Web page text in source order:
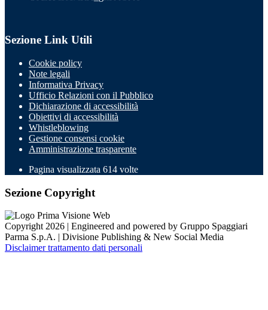
Sezione Link Utili
Cookie policy
Note legali
Informativa Privacy
Ufficio Relazioni con il Pubblico
Dichiarazione di accessibilità
Obiettivi di accessibilità
Whistleblowing
Gestione consensi cookie
Amministrazione trasparente
Pagina visualizzata 614 volte
Sezione Copyright
Copyright 2026 | Engineered and powered by Gruppo Spaggiari
Parma S.p.A. | Divisione Publishing & New Social Media
Disclaimer trattamento dati personali